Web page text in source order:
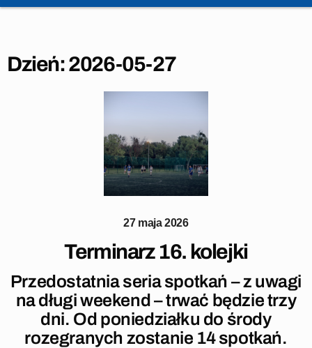
Dzień:2026-05-27
27 maja 2026
Terminarz 16. kolejki
Przedostatnia seria spotkań – z uwagi
na długi weekend – trwać będzie trzy
dni. Od poniedziałku do środy
rozegranych zostanie 14 spotkań.